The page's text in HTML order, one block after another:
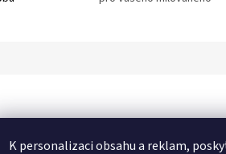
K personalizaci obsahu a reklam,